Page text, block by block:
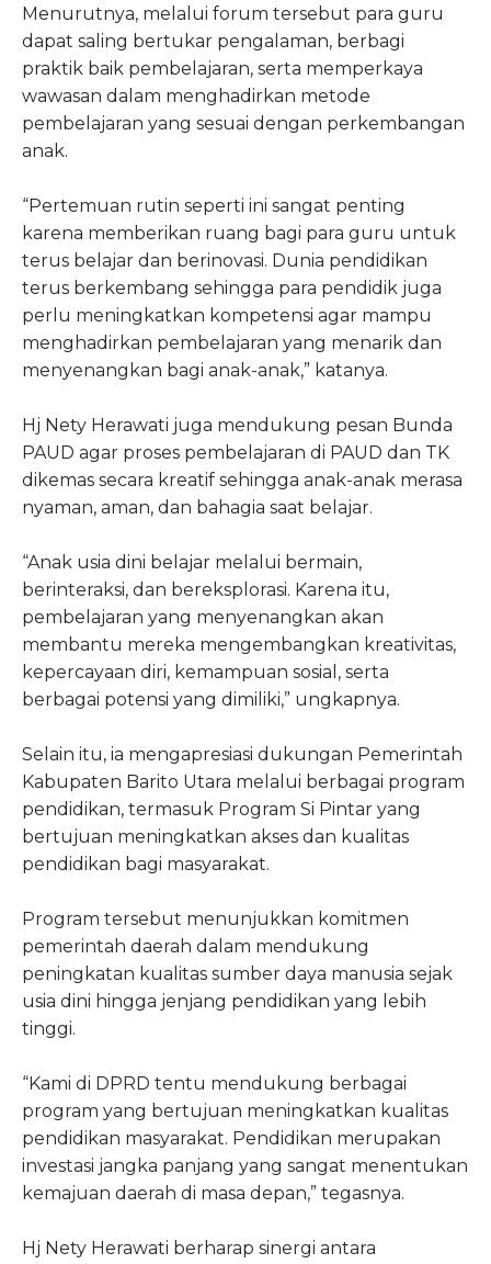
Menurutnya, melalui forum tersebut para guru
dapat saling bertukar pengalaman, berbagi
praktik baik pembelajaran, serta memperkaya
wawasan dalam menghadirkan metode
pembelajaran yang sesuai dengan perkembangan
anak.
“Pertemuan rutin seperti ini sangat penting
karena memberikan ruang bagi para guru untuk
terus belajar dan berinovasi. Dunia pendidikan
terus berkembang sehingga para pendidik juga
perlu meningkatkan kompetensi agar mampu
menghadirkan pembelajaran yang menarik dan
menyenangkan bagi anak-anak,” katanya.
Hj Nety Herawati juga mendukung pesan Bunda
PAUD agar proses pembelajaran di PAUD dan TK
dikemas secara kreatif sehingga anak-anak merasa
nyaman, aman, dan bahagia saat belajar.
“Anak usia dini belajar melalui bermain,
berinteraksi, dan bereksplorasi. Karena itu,
pembelajaran yang menyenangkan akan
membantu mereka mengembangkan kreativitas,
kepercayaan diri, kemampuan sosial, serta
berbagai potensi yang dimiliki,” ungkapnya.
Selain itu, ia mengapresiasi dukungan Pemerintah
Kabupaten Barito Utara melalui berbagai program
pendidikan, termasuk Program Si Pintar yang
bertujuan meningkatkan akses dan kualitas
pendidikan bagi masyarakat.
Program tersebut menunjukkan komitmen
pemerintah daerah dalam mendukung
peningkatan kualitas sumber daya manusia sejak
usia dini hingga jenjang pendidikan yang lebih
tinggi.
“Kami di DPRD tentu mendukung berbagai
program yang bertujuan meningkatkan kualitas
pendidikan masyarakat. Pendidikan merupakan
investasi jangka panjang yang sangat menentukan
kemajuan daerah di masa depan,” tegasnya.
Hj Nety Herawati berharap sinergi antara